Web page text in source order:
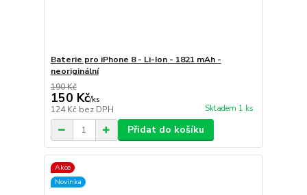
Baterie pro iPhone 8 - Li-Ion - 1821 mAh -
neoriginální
190 Kč
150 Kč/ks
124 Kč bez DPH Skladem 1 ks
Přidat do košíku
Akce
Novinka